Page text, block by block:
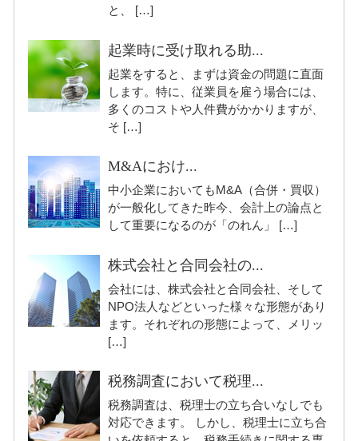
と、 […]
起業時に受け取れる助...
起業をすると、まずは資金の問題に直面
します。特に、従業員を雇う場合には、
多くのコストや人件費がかかりますが、
そ […]
M&Aにおけ...
中小企業においてもM&A（合併・買収）
が一般化してきた昨今、会計上の論点と
して重要になるのが「のれん」 […]
株式会社と合同会社の...
会社には、株式会社と合同会社、そして
NPO法人などといった様々な形態があり
ます。それぞれの形態によって、メリッ
[…]
税務調査において税理...
税務調査は、税理士の立ち合いなしでも
対応できます。 しかし、税理士に立ち合